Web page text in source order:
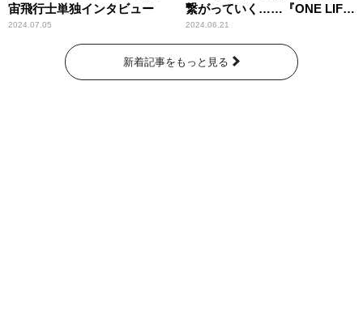
宙飛行士単独インタビュー
2024.07.05
繋がっていく……『ONE LIFE
奇跡が繋いだ6000の命』
2024.06.21
新着記事をもっと見る